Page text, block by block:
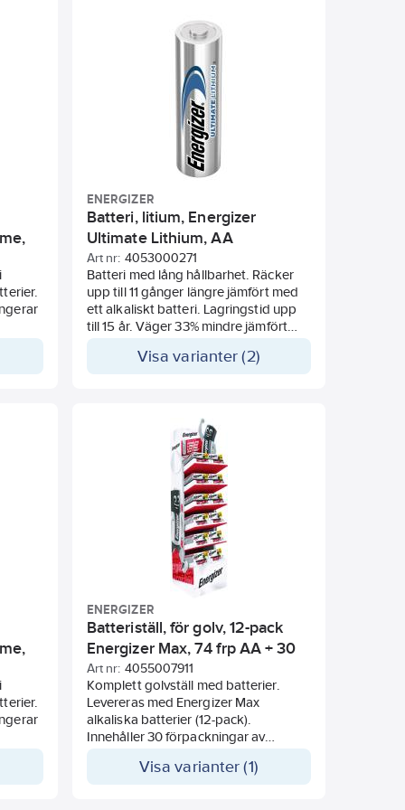
till 5
är
ENERGIZER
Batteri, litium, Energizer
Ultimate Lithium, AA
Art nr: 4053000271
Batteri med lång hållbarhet. Räcker
upp till 11 gånger längre jämfört med
ett alkaliskt batteri. Lagringstid upp
till 15 år. Väger 33% mindre jämfört
prestanda under extrema
Visa varianter (2)
till 5
ENERGIZER
Batteriställ, för golv, 12-pack
Energizer Max, 74 frp AA + 30
frp AAA
Art nr: 4055007911
Komplett golvställ med batterier.
Levereras med Energizer Max
alkaliska batterier (12-pack).
Innehåller 30 förpackningar av
Visa varianter (1)